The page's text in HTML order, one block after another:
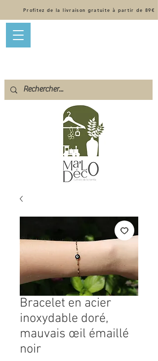
Profitez de la livraison gratuite à partir de 89€
Bracelet en acier
inoxydable doré,
mauvais œil émaillé
noir